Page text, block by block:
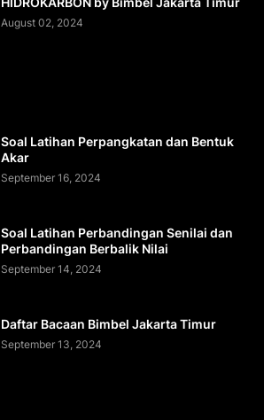
August 02, 2024
Soal Latihan Perpangkatan dan Bentuk
Akar
September 16, 2024
Soal Latihan Perbandingan Senilai dan
Perbandingan Berbalik Nilai
September 14, 2024
Daftar Bacaan Bimbel Jakarta Timur
September 13, 2024